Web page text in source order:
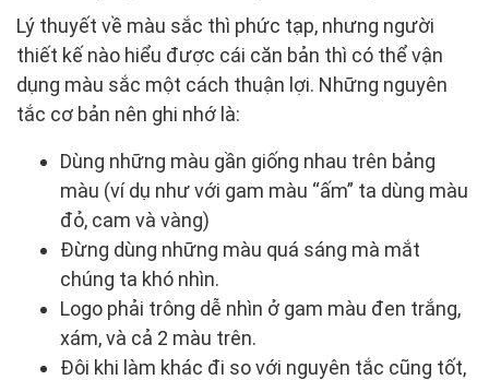
Lý thuyết về màu sắc thì phức tạp, nhưng người
thiết kế nào hiểu được cái căn bản thì có thể vận
dụng màu sắc một cách thuận lợi. Những nguyên
tắc cơ bản nên ghi nhớ là:
Dùng những màu gần giống nhau trên bảng
màu (ví dụ như với gam màu “ấm” ta dùng màu
đỏ, cam và vàng)
Đừng dùng những màu quá sáng mà mắt
chúng ta khó nhìn.
Logo phải trông dễ nhìn ở gam màu đen trắng,
xám, và cả 2 màu trên.
Đôi khi làm khác đi so với nguyên tắc cũng tốt,